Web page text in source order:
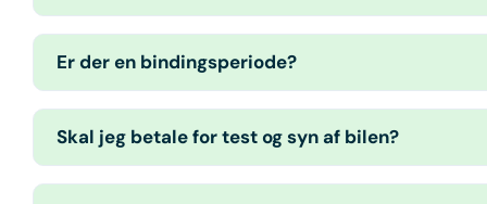
Er der en bindingsperiode?
Skal jeg betale for test og syn af bilen?